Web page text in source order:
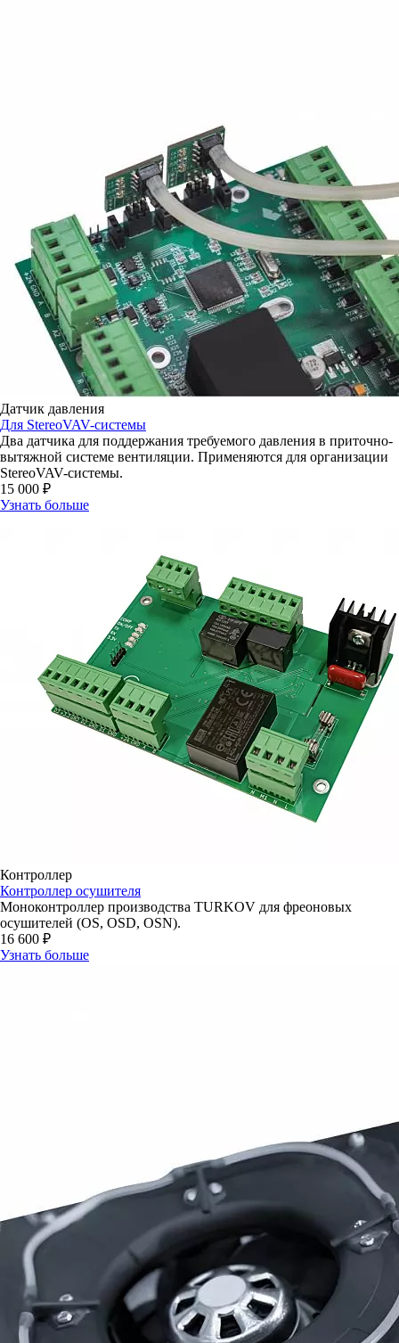
Датчик давления
Для StereoVAV-системы
Два датчика для поддержания требуемого давления в приточно-
вытяжной системе вентиляции. Применяются для организации
StereoVAV-cистемы.
15 000 ₽
Узнать больше
Контроллер
Контроллер осушителя
Моноконтроллер производства TURKOV для фреоновых
осушителей (OS, OSD, OSN).
16 600 ₽
Узнать больше